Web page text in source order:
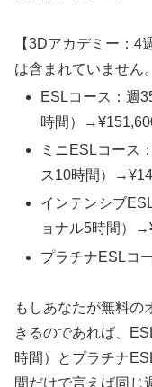
【3Dアカデミー：
は含まれていません。
ESLコース：週
時間）
ミニESLコース
ス10時間）
インテンシブ
ョナル5時間）
プラチナESLコ
もしあなたが無料の
きるのであれば、
時間）とプラチナ
間だけで言えば同じ